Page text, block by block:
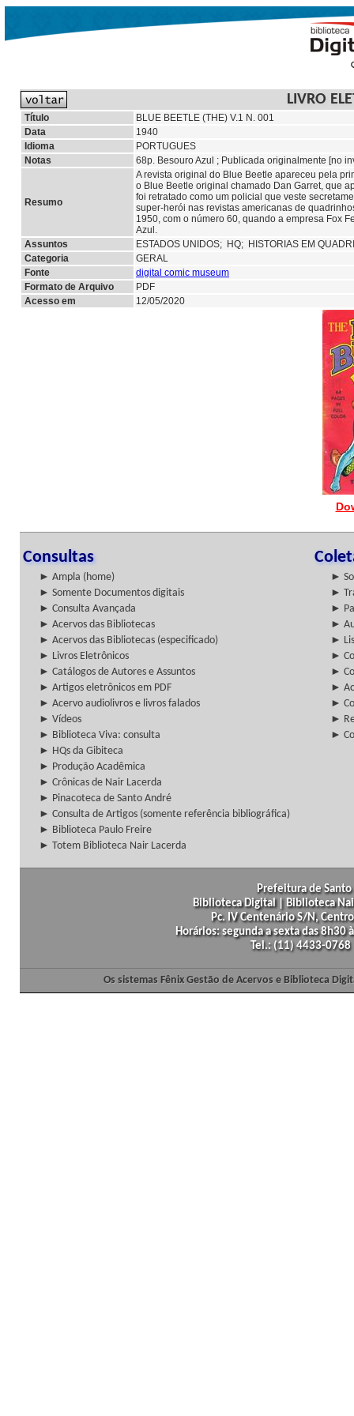
LIVRO
Título
BLUE BEETLE (THE) V.1 N. 001
Data
1940
Idioma
PORTUGUES
Notas
68p. Besouro Azul ; Publicada originalmente [no
Resumo
A revista original do Blue Beetle apareceu pela
o Blue Beetle original chamado Dan Garret, que
foi retratado como um policial que veste
super-herói nas revistas americanas de
1950, com o número 60, quando a empresa Fox
Azul.
Assuntos
ESTADOS UNIDOS; HQ; HISTORIAS EM
Categoria
GERAL
Fonte
digital comic museum
Formato de Arquivo
PDF
Acesso em
12/05/2020
Consultas
► Ampla (home)
►
► Somente Documentos digitais
►
► Consulta Avançada
►
► Acervos das Bibliotecas
►
► Acervos das Bibliotecas (especificado)
►
► Livros Eletrônicos
►
► Catálogos de Autores e Assuntos
►
► Artigos eletrônicos em PDF
►
► Acervo audiolivros e livros falados
►
► Vídeos
►
► Biblioteca Viva: consulta
►
► HQs da Gibiteca
► Produção Acadêmica
► Crônicas de Nair Lacerda
► Pinacoteca de Santo André
► Consulta de Artigos (somente referência bibliográfica)
► Biblioteca Paulo Freire
► Totem Biblioteca Nair Lacerda
Prefeitura de
Biblioteca Digital | Biblioteca
Pc. IV Centenário S/N,
Horários: segunda a sexta das
Tel.: (11) 4433-
Os sistemas Fênix Gestão de Acervos e Biblioteca